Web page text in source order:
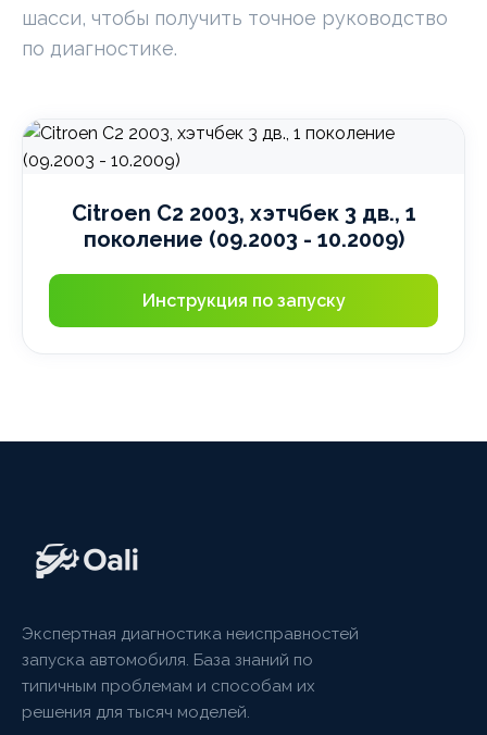
шасси, чтобы получить точное руководство
по диагностике.
Citroen C2 2003, хэтчбек 3 дв., 1
поколение (09.2003 - 10.2009)
Инструкция по запуску
Экспертная диагностика неисправностей
запуска автомобиля. База знаний по
типичным проблемам и способам их
решения для тысяч моделей.